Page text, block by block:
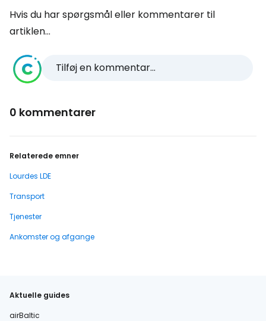
Hvis du har spørgsmål eller kommentarer til
artiklen...
Tilføj en kommentar...
0 kommentarer
Relaterede emner
Lourdes LDE
Transport
Tjenester
Ankomster og afgange
Aktuelle guides
airBaltic